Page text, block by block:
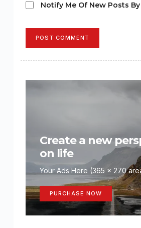
Notify Me Of New Posts By
POST COMMENT
Create a new
on life
Your Ads Here (365 x 270
PURCHASE NOW